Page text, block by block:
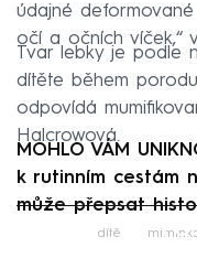
údajné
očí a očních víček,“
Tvar lebky je podle
dítěte během
odpovídá
Halcrowová.
MOHLO VÁM
k rutinním cestám
může přepsat
dítě